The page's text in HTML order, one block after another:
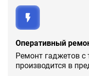
Оперативный
Ремонт гаджетов
производится в